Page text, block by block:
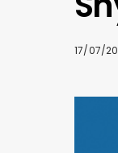
17/07/